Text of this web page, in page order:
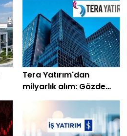
Tera Yatırım'dan
milyarlık alım: Gözde
hisseleri belli oldu